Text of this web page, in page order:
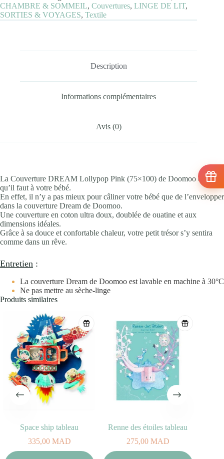
CHAMBRE & SOMMEIL, Couvertures, LINGE DE LIT,
SORTIES & VOYAGES, Textile
Description
Informations complémentaires
Avis (0)
La Couverture DREAM Lollypop Pink (75×100) de Doomoo est celle
qu’il faut à votre bébé.
En effet, il n’y a pas mieux pour câliner votre bébé que de l’envelopper
dans la couverture Dream de Doomoo.
Une couverture en coton ultra doux, doublée de ouatine et aux
dimensions idéales.
Grâce à sa douce et confortable chaleur, votre petit trésor s’y sentira
comme dans un rêve.
Entretien :
La couverture Dream de Doomoo est lavable en machine à 30°C
Ne pas mettre au sèche-linge
Produits similaires
Space ship tableau
335,00MAD
Renne des étoiles tableau
275,00MAD